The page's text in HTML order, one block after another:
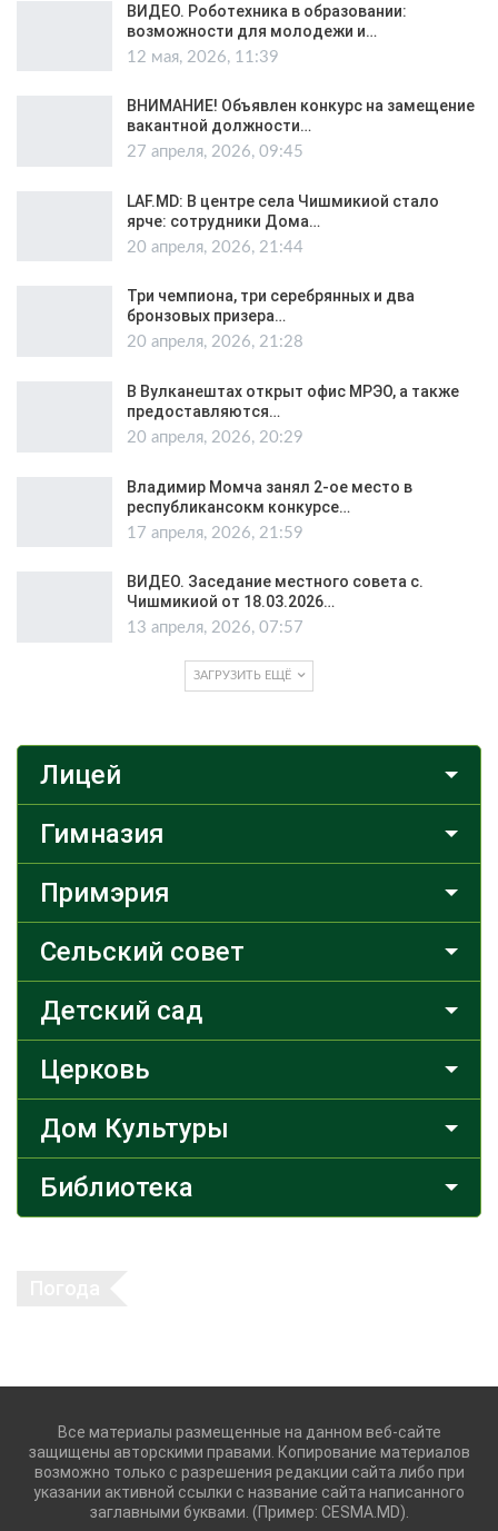
ВИДЕО. Роботехника в образовании:
возможности для молодежи и…
12 мая, 2026, 11:39
ВНИМАНИЕ! Объявлен конкурс на замещение
вакантной должности…
27 апреля, 2026, 09:45
LAF.MD: В центре села Чишмикиой стало
ярче: сотрудники Дома…
20 апреля, 2026, 21:44
Три чемпиона, три серебрянных и два
бронзовых призера…
20 апреля, 2026, 21:28
В Вулканештах открыт офис МРЭО, а также
предоставляются…
20 апреля, 2026, 20:29
Владимир Момча занял 2-ое место в
республикансокм конкурсе…
17 апреля, 2026, 21:59
ВИДЕО. Заседание местного совета с.
Чишмикиой от 18.03.2026…
13 апреля, 2026, 07:57
ЗАГРУЗИТЬ ЕЩЁ
Лицей
Гимназия
Примэрия
Сельский совет
Детский сад
Церковь
Дом Культуры
Библиотека
Все материалы размещенные на данном веб-сайте
защищены авторскими правами. Копирование материалов
возможно только с разрешения редакции сайта либо при
указании активной ссылки с название сайта написанного
заглавными буквами. (Пример: CESMA.MD).